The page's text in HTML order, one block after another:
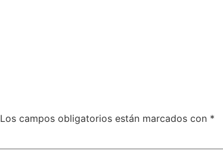
Los campos obligatorios están marcados con *